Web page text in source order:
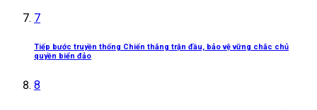
7
Tiếp bước truyền thống Chiến thắng trận đầu, bảo vệ vững chắc chủ
quyền biển đảo
8